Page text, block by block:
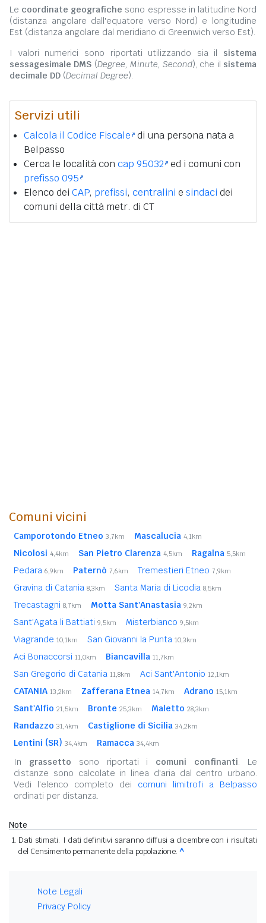
Le coordinate geografiche sono espresse in latitudine Nord
(distanza angolare dall'equatore verso Nord) e longitudine
Est (distanza angolare dal meridiano di Greenwich verso Est).
I valori numerici sono riportati utilizzando sia il sistema
sessagesimale DMS (Degree, Minute, Second), che il sistema
decimale DD (Decimal Degree).
Servizi utili
Calcola il Codice Fiscale di una persona nata a
Belpasso
Cerca le località con cap 95032 ed i comuni con
prefisso 095
Elenco dei CAP, prefissi, centralini e sindaci dei
comuni della città metr. di CT
Comuni vicini
Camporotondo Etneo 3,7km Mascalucia 4,1km
Nicolosi 4,4km San Pietro Clarenza 4,5km Ragalna 5,5km
Pedara 6,9km Paternò 7,6km Tremestieri Etneo 7,9km
Gravina di Catania 8,3km Santa Maria di Licodia 8,5km
Trecastagni 8,7km Motta Sant'Anastasia 9,2km
Sant'Agata li Battiati 9,5km Misterbianco 9,5km
Viagrande 10,1km San Giovanni la Punta 10,3km
Aci Bonaccorsi 11,0km Biancavilla 11,7km
San Gregorio di Catania 11,8km Aci Sant'Antonio 12,1km
CATANIA 13,2km Zafferana Etnea 14,7km Adrano 15,1km
Sant'Alfio 21,5km Bronte 25,3km Maletto 28,3km
Randazzo 31,4km Castiglione di Sicilia 34,2km
Lentini (SR) 34,4km Ramacca 34,4km
In grassetto sono riportati i comuni confinanti. Le
distanze sono calcolate in linea d'aria dal centro urbano.
Vedi l'elenco completo dei comuni limitrofi a Belpasso
ordinati per distanza.
Note
Dati stimati. I dati definitivi saranno diffusi a dicembre con i risultati
del Censimento permanente della popolazione. ^
Note Legali
Privacy Policy